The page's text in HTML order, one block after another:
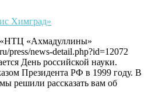
Химград»
«Ахмадуллины»
press/news-detail.php?id=12072
День российской науки.
Президента РФ в 1999 году. В
решили рассказать вам об